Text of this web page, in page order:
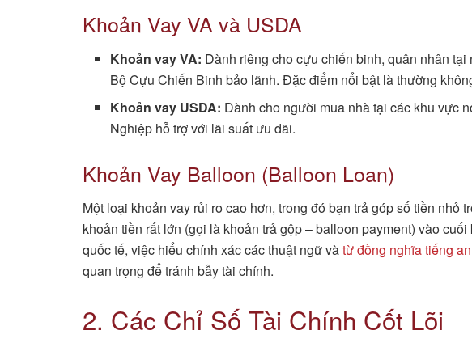
Khoản Vay VA và USDA
Khoản vay VA: Dành riêng cho cựu chiến binh, quân nhân
Bộ Cựu Chiến Binh bảo lãnh. Đặc điểm nổi bật là thường
Khoản vay USDA: Dành cho người mua nhà tại các khu vực
Nghiệp hỗ trợ với lãi suất ưu đãi.
Khoản Vay Balloon (Balloon Loan)
Một loại khoản vay rủi ro cao hơn, trong đó bạn trả góp số tiền nhỏ
khoản tiền rất lớn (gọi là khoản trả gộp – balloon payment) vào
quốc tế, việc hiểu chính xác các thuật ngữ vàtừ đồng nghĩa tiếng
quan trọng để tránh bẫy tài chính.
2. Các Chỉ Số Tài Chính Cốt Lõi